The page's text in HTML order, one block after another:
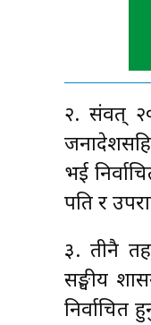
२. संवत्
भई
पति र
३. तीनै
सङ्घीय
निर्वाचित